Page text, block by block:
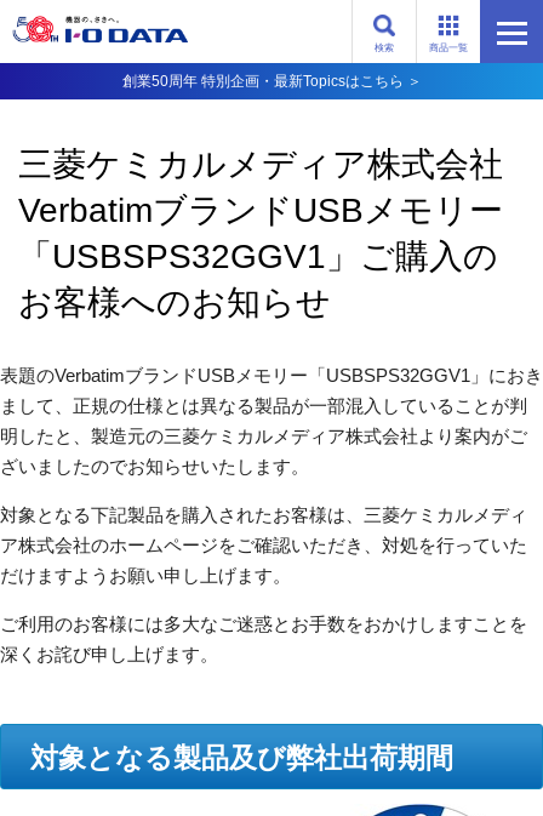
商品一覧
検索
創業50周年 特別企画・最新Topicsはこちら ＞
三菱ケミカルメディア株式会社
VerbatimブランドUSBメモリー
「USBSPS32GGV1」ご購入の
お客様へのお知らせ
表題のVerbatimブランドUSBメモリー「USBSPS32GGV1」におき
まして、正規の仕様とは異なる製品が一部混入していることが判
明したと、製造元の三菱ケミカルメディア株式会社より案内がご
ざいましたのでお知らせいたします。
対象となる下記製品を購入されたお客様は、三菱ケミカルメディ
ア株式会社のホームページをご確認いただき、対処を行っていた
だけますようお願い申し上げます。
ご利用のお客様には多大なご迷惑とお手数をおかけしますことを
深くお詫び申し上げます。
対象となる製品及び弊社出荷期間